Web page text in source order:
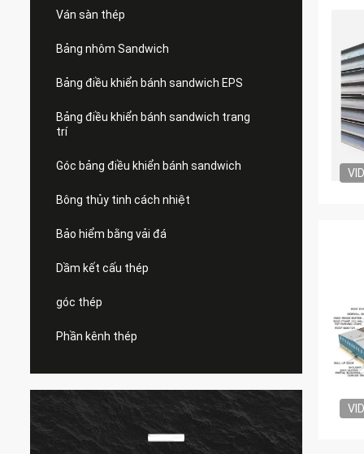
Ván sàn thép
Bảng nhôm Sandwich
Bảng điều khiển bánh sandwich EPS
Bảng điều khiển bánh sandwich trang
trí
Góc bảng điều khiển bánh sandwich
Bông thủy tinh cách nhiệt
Bảo hiểm bằng vải đá
Dầm kết cấu thép
góc thép
Phần kênh thép